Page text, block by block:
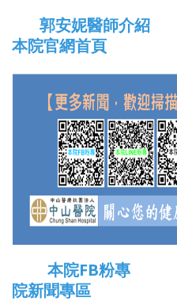
郭安妮醫師介紹
本院官網首頁
本院FB粉專
院新聞專區